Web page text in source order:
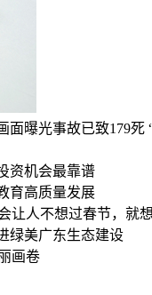
面曝光事故已致179死
资机会最靠谱
育高质量发展
让人不想过春节，就
绿美广东生态建设
画卷